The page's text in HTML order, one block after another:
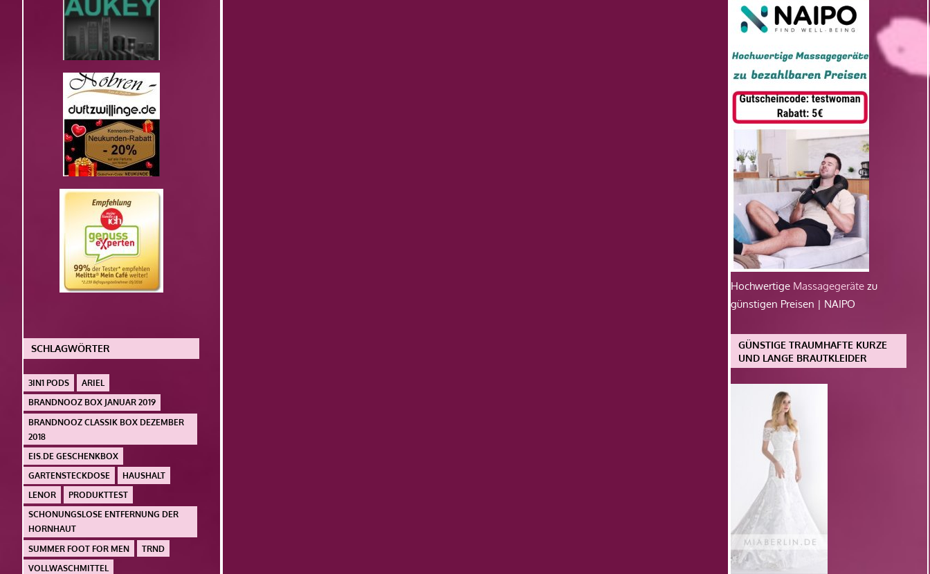
SCHLAGWÖRTER
3IN1 PODS
ARIEL
BRANDNOOZ BOX JANUAR 2019
BRANDNOOZ CLASSIK BOX DEZEMBER
2018
EIS.DE GESCHENKBOX
GARTENSTECKDOSE
HAUSHALT
LENOR
PRODUKTTEST
SCHONUNGSLOSE ENTFERNUNG DER
HORNHAUT
SUMMER FOOT FOR MEN
TRND
VOLLWASCHMITTEL
Hochwertige Massagegeräte zu
günstigen Preisen | NAIPO
GÜNSTIGE TRAUMHAFTE KURZE
UND LANGE BRAUTKLEIDER